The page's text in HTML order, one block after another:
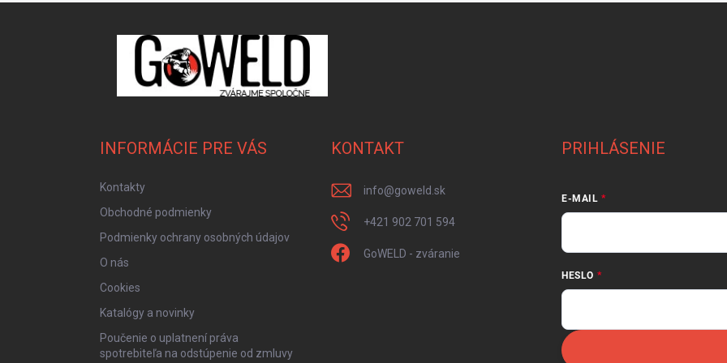
INFORMÁCIE PRE VÁS
Kontakty
Obchodné podmienky
Podmienky ochrany osobných údajov
O nás
Cookies
Katalógy a novinky
Poučenie o uplatnení práva
spotrebiteľa na odstúpenie od zmluvy
KONTAKT
info@goweld.sk
+421 902 701 594
GoWELD - zváranie
PRIHLÁSENIE
E-MAIL
HESLO